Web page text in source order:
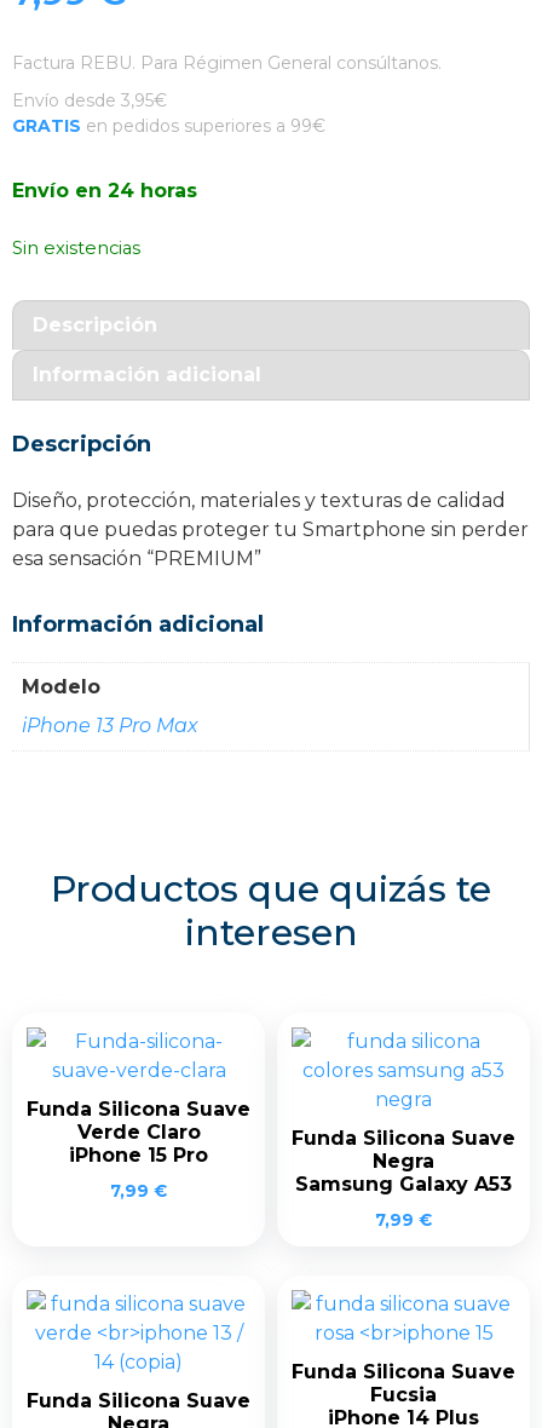
Factura REBU. Para Régimen General consúltanos.
Envío desde 3,95€
GRATIS en pedidos superiores a 99€
Envío en 24 horas
Sin existencias
Descripción
Información adicional
Descripción
Diseño, protección, materiales y texturas de calidad
para que puedas proteger tu Smartphone sin perder
esa sensación “PREMIUM”
Información adicional
Modelo
iPhone 13 Pro Max
Productos que quizás te
interesen
Funda Silicona Suave
Verde Claro
iPhone 15 Pro
7,99 €
Funda Silicona Suave
Negra
Samsung Galaxy A53
7,99 €
Funda Silicona Suave
Funda Silicona Suave
Fucsia
iPhone 14 Plus